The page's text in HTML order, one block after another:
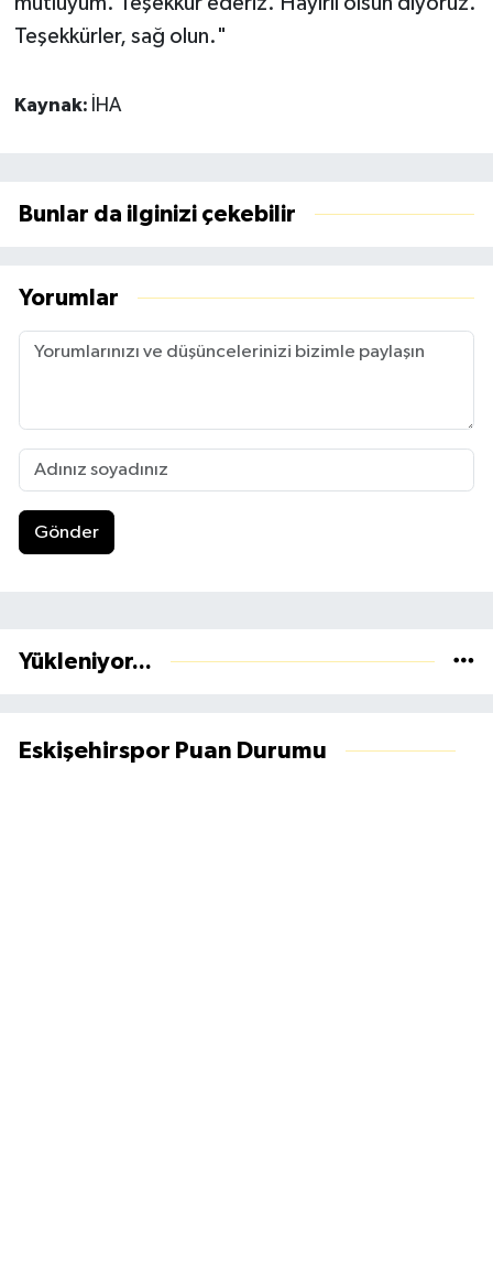
Teşekkürler, sağ olun."
Kaynak: İHA
Bunlar da ilginizi çekebilir
Yorumlar
Gönder
Yükleniyor...
Eskişehirspor Puan Durumu